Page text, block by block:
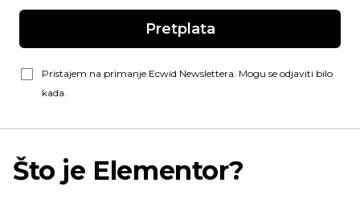
Pretplata
Pristajem na primanje Ecwid Newslettera. Mogu se odjaviti bilo
kada.
Što je Elementor?